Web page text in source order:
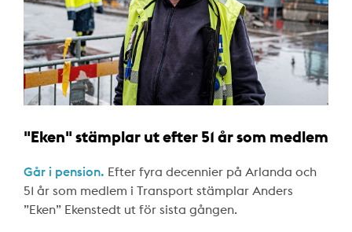
"Eken" stämplar ut efter 51 år som medlem
Går i pension. Efter fyra decennier på Arlanda och
51 år som medlem i Transport stämplar Anders
”Eken” Ekenstedt ut för sista gången.